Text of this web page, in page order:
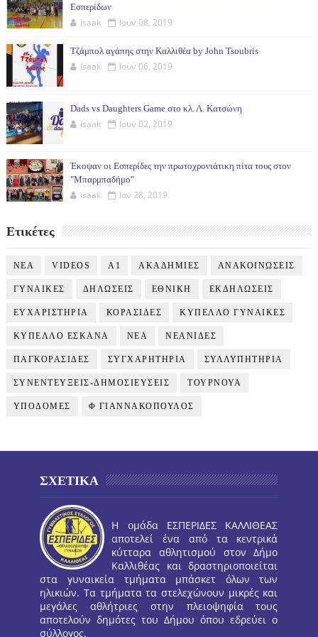
Εσπερίδων
isaak Ιουν 08, 2019
Τζάμπολ αγάπης στην Καλλιθέα by John Tsoubris
isaak Ιουν 06, 2019
Dads vs Daughters Game στο κλ. Λ. Κατσώνη
isaak Ιουν 02, 2019
Έκοψαν οι Εσπερίδες την πρωτοχρονιάτικη πίτα τους στον
"Μπαρμπαδήμο"
isaak Ιαν 28, 2019
Ετικέτες
NEA VIDEOS Α1 ΑΚΑΔΗΜΙΕΣ ΑΝΑΚΟΙΝΩΣΕΙΣ
ΓΥΝΑΙΚΕΣ ΔΗΛΩΣΕΙΣ ΕΘΝΙΚΗ ΕΚΔΗΛΩΣΕΙΣ
ΕΥΧΑΡΙΣΤΗΡΙΑ ΚΟΡΑΣΙΔΕΣ ΚΥΠΕΛΛΟ ΓΥΝΑΙΚΕΣ
ΚΥΠΕΛΛΟ ΕΣΚΑΝΑ ΝΕΑ ΝΕΑΝΙΔΕΣ
ΠΑΓΚΟΡΑΣΙΔΕΣ ΣΥΓΧΑΡΗΤΗΡΙΑ ΣΥΛΛΥΠΗΤΗΡΙΑ
ΣΥΝΕΝΤΕΥΞΕΙΣ-ΔΗΜΟΣΙΕΥΣΕΙΣ ΤΟΥΡΝΟΥΑ
ΥΠΟΔΟΜΕΣ Φ ΓΙΑΝΝΑΚΟΠΟΥΛΟΣ
ΣΧΕΤΙΚΑ
Η ομάδα ΕΣΠΕΡΙΔΕΣ ΚΑΛΛΙΘΕΑΣ
αποτελεί ένα από τα κεντρικά
κύτταρα αθλητισμού στον Δήμο
Καλλιθέας και δραστηριοποιείται
στα γυναικεία τμήματα μπάσκετ όλων των
ηλικιών. Τα τμήματα τα στελεχώνουν μικρές και
μεγάλες αθλήτριες στην πλειοψηφία τους
αποτελούν δημότες του Δήμου όπου εδρεύει ο
σύλλογος.